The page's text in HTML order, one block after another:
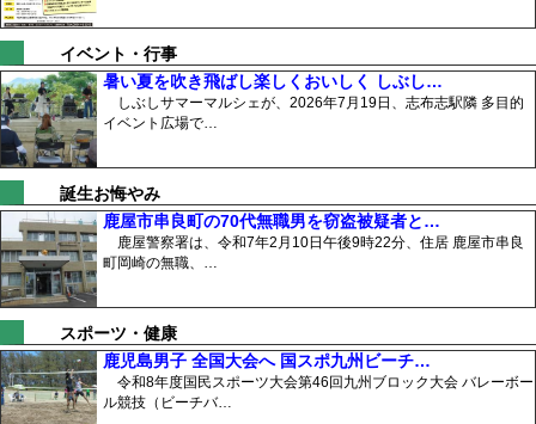
イベント・行事
暑い夏を吹き飛ばし楽しくおいしく しぶし…
しぶしサマーマルシェが、2026年7月19日、志布志駅隣 多目的
イベント広場で…
誕生お悔やみ
鹿屋市串良町の70代無職男を窃盗被疑者と…
鹿屋警察署は、令和7年2月10日午後9時22分、住居 鹿屋市串良
町岡崎の無職、…
スポーツ・健康
鹿児島男子 全国大会へ 国スポ九州ビーチ…
令和8年度国民スポーツ大会第46回九州ブロック大会 バレーボー
ル競技（ビーチバ…